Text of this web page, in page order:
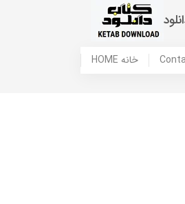
HOME خانه